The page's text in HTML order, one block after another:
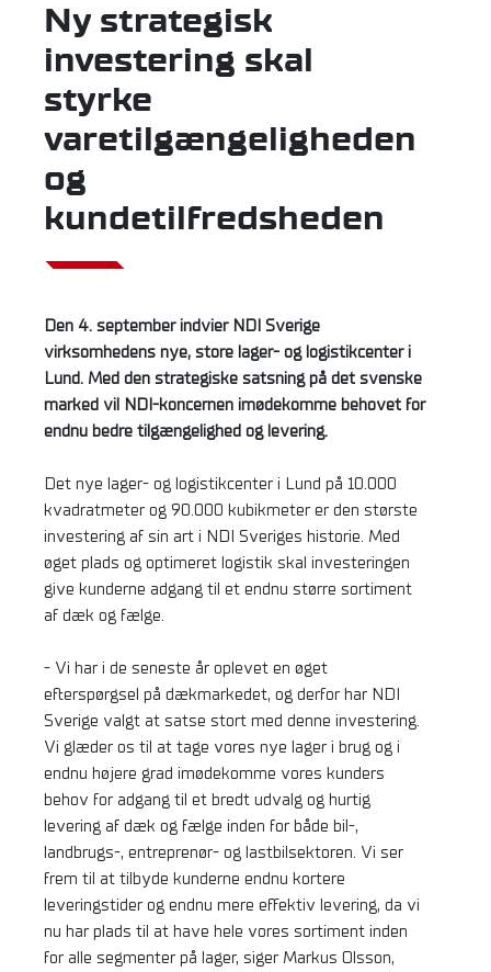
Ny strategisk
investering skal
styrke
varetilgængeligheden
og
kundetilfredsheden
Den 4. september indvier NDI Sverige
virksomhedens nye, store lager- og logistikcenter i
Lund. Med den strategiske satsning på det svenske
marked vil NDI-koncernen imødekomme behovet for
endnu bedre tilgængelighed og levering.
Det nye lager- og logistikcenter i Lund på 10.000
kvadratmeter og 90.000 kubikmeter er den største
investering af sin art i NDI Sveriges historie. Med
øget plads og optimeret logistik skal investeringen
give kunderne adgang til et endnu større sortiment
af dæk og fælge.
- Vi har i de seneste år oplevet en øget
efterspørgsel på dækmarkedet, og derfor har NDI
Sverige valgt at satse stort med denne investering.
Vi glæder os til at tage vores nye lager i brug og i
endnu højere grad imødekomme vores kunders
behov for adgang til et bredt udvalg og hurtig
levering af dæk og fælge inden for både bil-,
landbrugs-, entreprenør- og lastbilsektoren. Vi ser
frem til at tilbyde kunderne endnu kortere
leveringstider og endnu mere effektiv levering, da vi
nu har plads til at have hele vores sortiment inden
for alle segmenter på lager, siger Markus Olsson,